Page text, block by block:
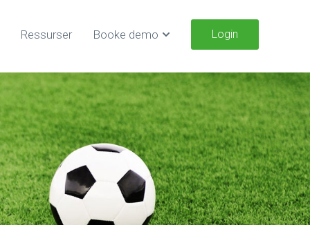
Ressurser Booke demo Login